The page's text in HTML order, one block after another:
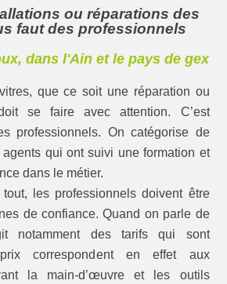
ou réparations des
faut des professionnels
dans l'Ain et le pays de gex
que ce soit une réparation ou
se faire avec attention. C’est
professionnels. On catégorise de
qui ont suivi une formation et
dans le métier.
les professionnels doivent être
de confiance. Quand on parle de
notamment des tarifs qui sont
correspondent en effet aux
la main-d’œuvre et les outils